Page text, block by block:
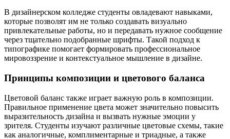
В дизайнерском колледже студенты овладевают навыками,
которые позволят им не только создавать визуально
привлекательные работы, но и передавать нужное сообщение
через тщательно подобранные шрифты. Такой подход к
типографике помогает формировать профессиональное
мировоззрение и контекстуальное мышление в дизайне.
Принципы композиции и цветового баланса
Цветовой баланс также играет важную роль в композиции.
Правильное применение цвета может значительно повысить
выразительность дизайна и вызвать нужные эмоции у
зрителя. Студенты изучают различные цветовые схемы, такие
как аналогичные, комплиментарные и триадные, а также